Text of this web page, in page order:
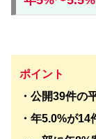
ポイント
・公開39件の
・年5.0%が